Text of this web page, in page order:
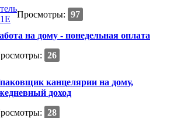
Просмотры: 97
на дому - понедельная оплата
26
канцелярии на дому,
доход
28